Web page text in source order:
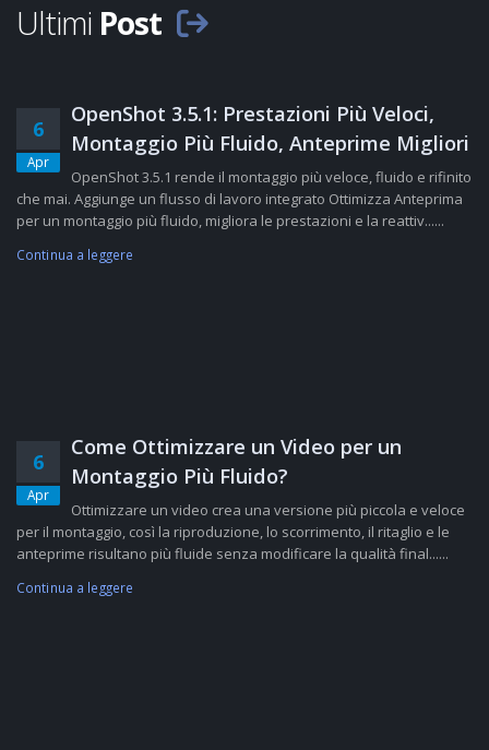
Ultimi Post
6
Apr
OpenShot 3.5.1: Prestazioni Più Veloci,
Montaggio Più Fluido, Anteprime Migliori
OpenShot 3.5.1 rende il montaggio più veloce, fluido e rifinito
che mai. Aggiunge un flusso di lavoro integrato Ottimizza Anteprima
per un montaggio più fluido, migliora le prestazioni e la reattiv......
Continua a leggere
6
Apr
Come Ottimizzare un Video per un
Montaggio Più Fluido?
Ottimizzare un video crea una versione più piccola e veloce
per il montaggio, così la riproduzione, lo scorrimento, il ritaglio e le
anteprime risultano più fluide senza modificare la qualità final......
Continua a leggere